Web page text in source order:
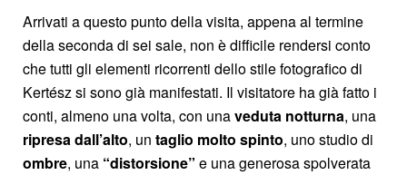
Arrivati a questo punto della visita, appena al termine
della seconda di sei sale, non è difficile rendersi conto
che tutti gli elementi ricorrenti dello stile fotografico di
Kertész si sono già manifestati. Il visitatore ha già fatto i
conti, almeno una volta, con unaveduta notturna, una
ripresa dall’alto, un taglio molto spinto, uno studio di
ombre, una “distorsione” e una generosa spolverata